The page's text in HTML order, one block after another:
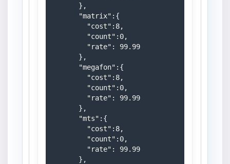
      },
      "matrix":{
        "cost":8,
        "count":0,
        "rate": 99.99
      },
      "megafon":{
        "cost":8,
        "count":0,
        "rate": 99.99
      },
      "mts":{
        "cost":8,
        "count":0,
        "rate": 99.99
      },